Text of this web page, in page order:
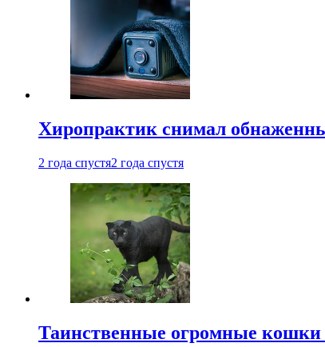
Хиропрактик снимал
2 года спустя2 года спустя
Таинственные огромные кошки